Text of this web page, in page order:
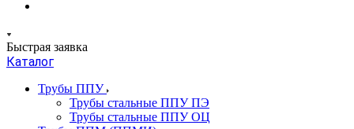
Быстрая заявка
Каталог
Трубы ППУ
Трубы стальные ППУ ПЭ
Трубы стальные ППУ ОЦ